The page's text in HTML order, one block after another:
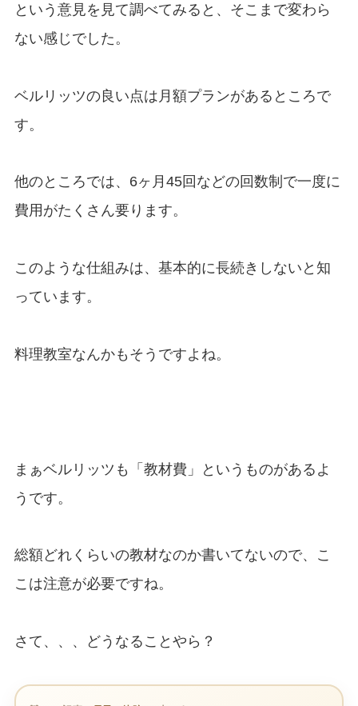
という意見を見て調べてみると、そこまで変わら
ない感じでした。
ベルリッツの良い点は月額プランがあるところで
す。
他のところでは、6ヶ月45回などの回数制で一度に
費用がたくさん要ります。
このような仕組みは、基本的に長続きしないと知
っています。
料理教室なんかもそうですよね。
まぁベルリッツも「教材費」というものがあるよ
うです。
総額どれくらいの教材なのか書いてないので、こ
こは注意が必要ですね。
さて、、、どうなることやら？